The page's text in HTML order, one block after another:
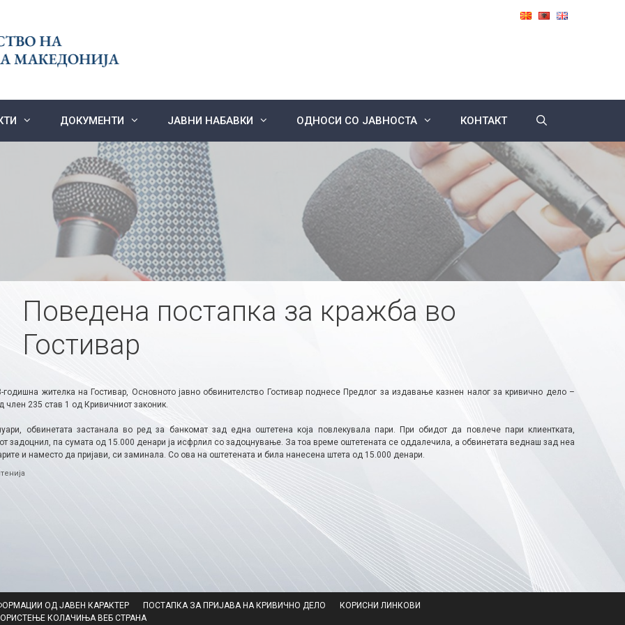
ДОКУМЕНТИ ЈАВНИ НАБАВКИ ОДНОСИ СО ЈАВНОСТА КОНТАКТ
Поведена постапка за кражба во
Гостивар
годишна жителка на Гостивар, Основното јавно обвинителство Гостивар поднесе Предлог за издавање казнен налог за кривично дело –
член 235 став 1 од Кривичниот законик.
обвинетата застанала во ред за банкомат зад една оштетена која повлекувала пари. При обидот да повлече пари клиентката,
задоцнил, па сумата од 15.000 денари ја исфрлил со задоцнување. За тоа време оштетената се оддалечила, а обвинетата веднаш зад неа
и наместо да пријави, си заминала. Со ова на оштетената и била нанесена штета од 15.000 денари.
ОД ЈАВЕН КАРАКТЕР ПОСТАПКА ЗА ПРИЈАВА НА КРИВИЧНО ДЕЛО
КОРИСНИ ЛИНКОВИ
КОЛАЧИЊА ВЕБ СТРАНА